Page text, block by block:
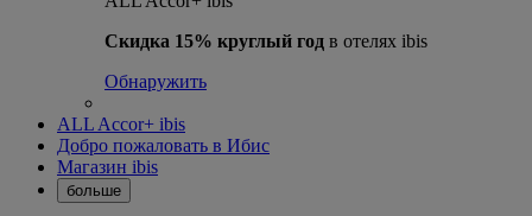
Скидка 15% круглый год в отелях ibis
Обнаружить
ALL Accor+ ibis
Добро пожаловать в Ибис
Магазин ibis
больше